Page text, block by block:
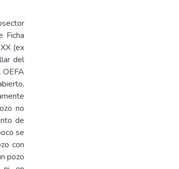
Ficha
(ex
del
OEFA
no
de
se
con
pozo